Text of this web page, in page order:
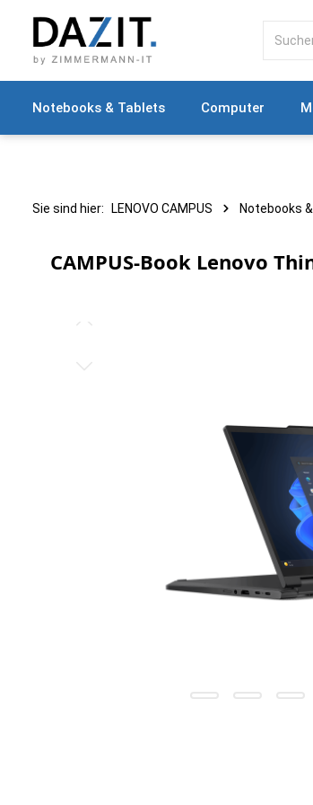
Zur Hauptnavigation springen
Notebooks & Tablets Computer
Sie sind hier: LENOVO CAMPUS Notebooks
CAMPUS-Book Lenovo